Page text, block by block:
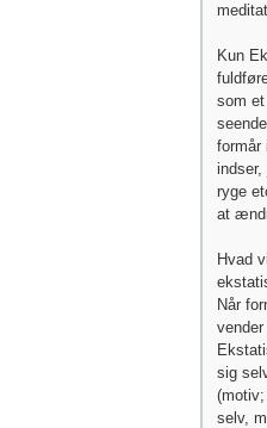
Kun
som
formår
ryge
at
Hvad
Når
sig
selv,